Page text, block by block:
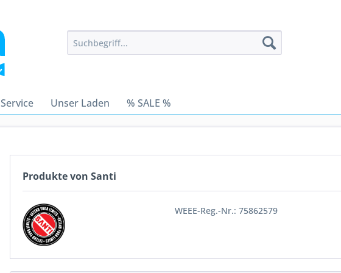
Service Unser Laden % SALE %
Produkte von Santi
WEEE-Reg.-Nr.: 75862579